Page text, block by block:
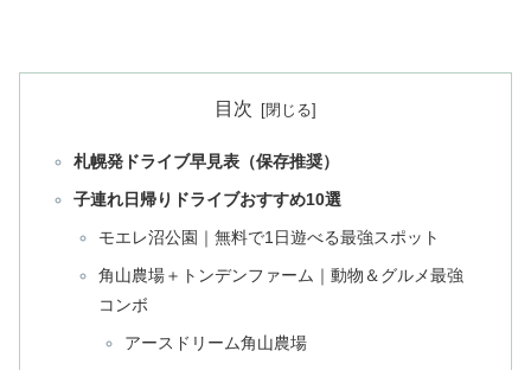
目次
札幌発ドライブ早見表（保存推奨）
子連れ日帰りドライブおすすめ10選
モエレ沼公園｜無料で1日遊べる最強スポット
角山農場＋トンデンファーム｜動物＆グルメ最強
コンボ
アースドリーム角山農場